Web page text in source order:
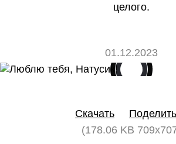
целого.
01.12.2023
Скачать
(178.06 KB